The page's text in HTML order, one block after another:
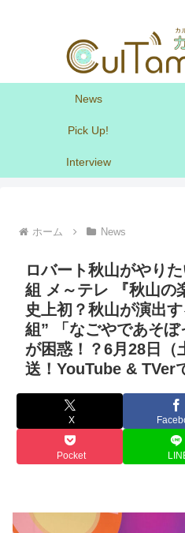
News
Pick Up!
Interview
ホーム News
ロバート秋山がやり
組 メ～テレ 『秋山の
史上初？秋山が演出
組” 「なごやであそ
が困惑！？6月28日（
送！YouTube & TVer
X
Pocket